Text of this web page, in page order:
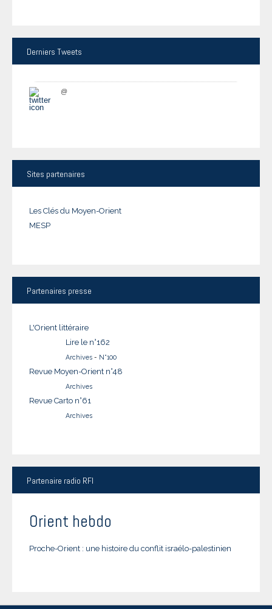
Derniers Tweets
@
Sites partenaires
Les Clés du Moyen-Orient
MESP
Partenaires presse
L'Orient littéraire
Lire le n°162
Archives - N°100
Revue Moyen-Orient n°48
Archives
Revue Carto n°61
Archives
Partenaire radio RFI
Orient hebdo
Proche-Orient : une histoire du conflit israélo-palestinien